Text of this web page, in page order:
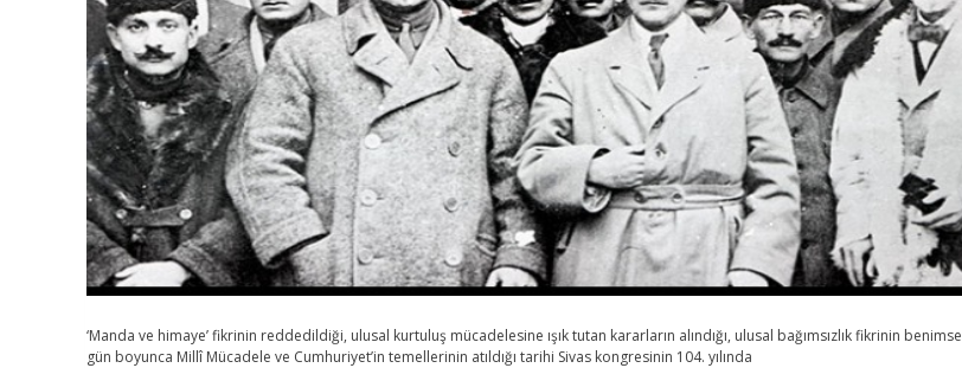
‘Manda ve himaye’ fikrinin reddedildiği, ulusal kurtuluş mücadelesine ışık tutan kararların alındığı, ulusal bağımsızlık fikrinin
gün boyunca Millî Mücadele ve Cumhuriyet’in temellerinin atıldığı tarihi Sivas kongresinin 104. yılında